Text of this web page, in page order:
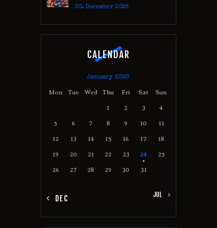
30. December 2025
CALENDAR
January 2026
Mon Tue Wed Thu Fri Sat Sun
1 2 3 4
5 6 7 8 9 10 11
12 13 14 15 16 17 18
19 20 21 22 23 24 25
26 27 28 29 30 31
« DEC JUL »